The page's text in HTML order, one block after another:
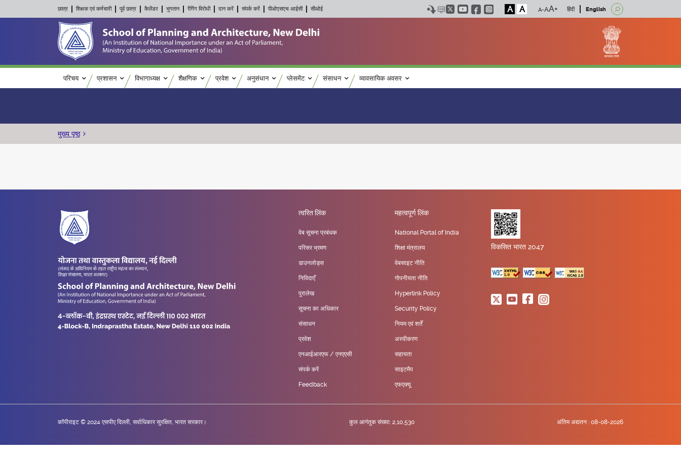
छात्र शिक्षक एवं कर्मचारी पूर्व छात्र कैलेंडर भुगतान रैगिंग विरोधी दान करें संपर्क करें पीओएसएच आईसी सीओई A A हिंदी English
Main navigation
परिचय प्रशासन विभागाध्यक्ष शैक्षणिक प्रवेश अनुसंधान प्लेसमेंट संसाधन व्यावसायिक अवसर
पग चिन्ह
मुख्य पृष्ठ
त्वरित लिंक
वेब सूचना प्रबंधक
परिसर भ्रमण
डाउनलोड्स
निविदाएँ
पुरालेख
सूचना का अधिकार
संसाधन
प्रवेश
एनआईआरएफ / एनएएसी
संपर्क करें
Feedback
महत्वपूर्ण लिंक
National Portal of India
शिक्षा मंत्रालय
वेबसाइट नीति
गोपनीयता नीति
Hyperlink Policy
Security Policy
नियम एवं शर्तें
अस्वीकरण
सहायता
साइटमैप
एफएक्यू
विकसित भारत 2047
कॉपीराइट © 2024 एसपीए दिल्ली, सर्वाधिकार सुरक्षित, भारत सरकार। कुल आगंतुक संख्या: 2,10,530 अंतिम अद्यतन : 08-08-2026